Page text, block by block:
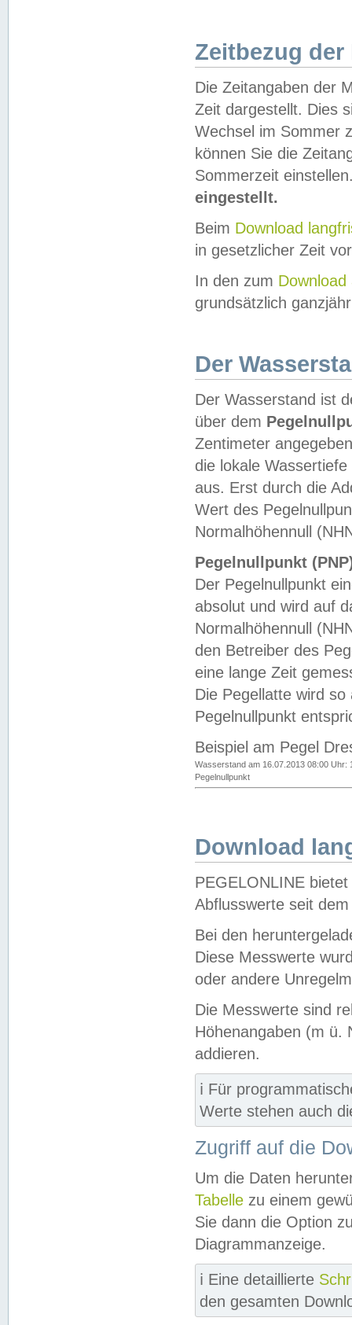
Zeitbezug der
Die Zeitangaben der
Zeit dargestellt. Dies
Wechsel im Sommer
können Sie die
Sommerzeit
eingestellt.
Beim Download
in gesetzlicher Zeit
In den zum Download
grundsätzlich
Der
Der Wasserstand ist
über dem
Zentimeter
die lokale
aus. Erst durch die
Wert des
Normalhöhennull
Pegelnullpunkt
Der Pegelnullpunkt
absolut und wird auf
Normalhöhennull
den Betreiber des
eine lange Zeit
Die Pegellatte wird
Pegelnullpunkt
Beispiel am Pegel
Wasserstand am 16.07.2013 08:00 Uhr:
Pegelnullpunkt
Download
PEGELONLINE
Abflusswerte seit
Bei den
Diese Messwerte
oder andere
Die Messwerte sind
Höhenangaben (m ü.
addieren.
ℹ️ Für
Werte stehen auch
Zugriff auf die
Um die Daten
Tabelle zu einem
Sie dann die Option
Diagrammanzeige.
ℹ️ Eine detaillierte
den gesamten